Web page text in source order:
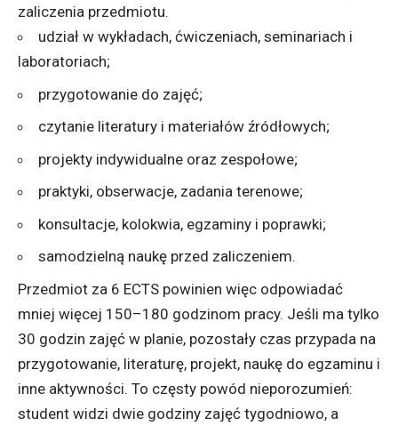
zaliczenia przedmiotu.
udział w wykładach, ćwiczeniach, seminariach i
laboratoriach;
przygotowanie do zajęć;
czytanie literatury i materiałów źródłowych;
projekty indywidualne oraz zespołowe;
praktyki, obserwacje, zadania terenowe;
konsultacje, kolokwia, egzaminy i poprawki;
samodzielną naukę przed zaliczeniem.
Przedmiot za 6 ECTS powinien więc odpowiadać
mniej więcej 150–180 godzinom pracy. Jeśli ma tylko
30 godzin zajęć w planie, pozostały czas przypada na
przygotowanie, literaturę, projekt, naukę do egzaminu i
inne aktywności. To częsty powód nieporozumień:
student widzi dwie godziny zajęć tygodniowo, a